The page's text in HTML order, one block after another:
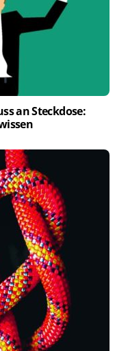
an Steckdose: